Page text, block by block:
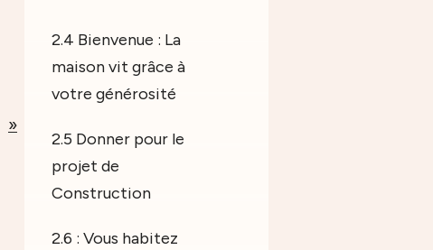
2.4 Bienvenue : La
maison vit grâce à
votre générosité
2.5 Donner pour le
projet de
Construction
2.6 : Vous habitez